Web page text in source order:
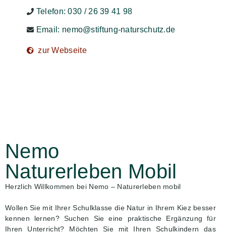
Telefon: 030 / 26 39 41 98
Email: nemo@stiftung-naturschutz.de
zur Webseite
Nemo
Naturerleben Mobil
Herzlich Willkommen bei Nemo – Naturerleben mobil
Wollen Sie mit Ihrer Schulklasse die Natur in Ihrem Kiez besser
kennen lernen? Suchen Sie eine praktische Ergänzung für
Ihren Unterricht? Möchten Sie mit Ihren Schulkindern das